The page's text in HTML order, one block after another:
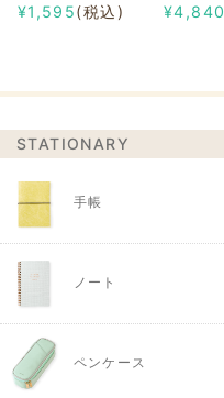
¥1,595(税込)
¥4,840
STATIONARY
手帳
ノート
ペンケース